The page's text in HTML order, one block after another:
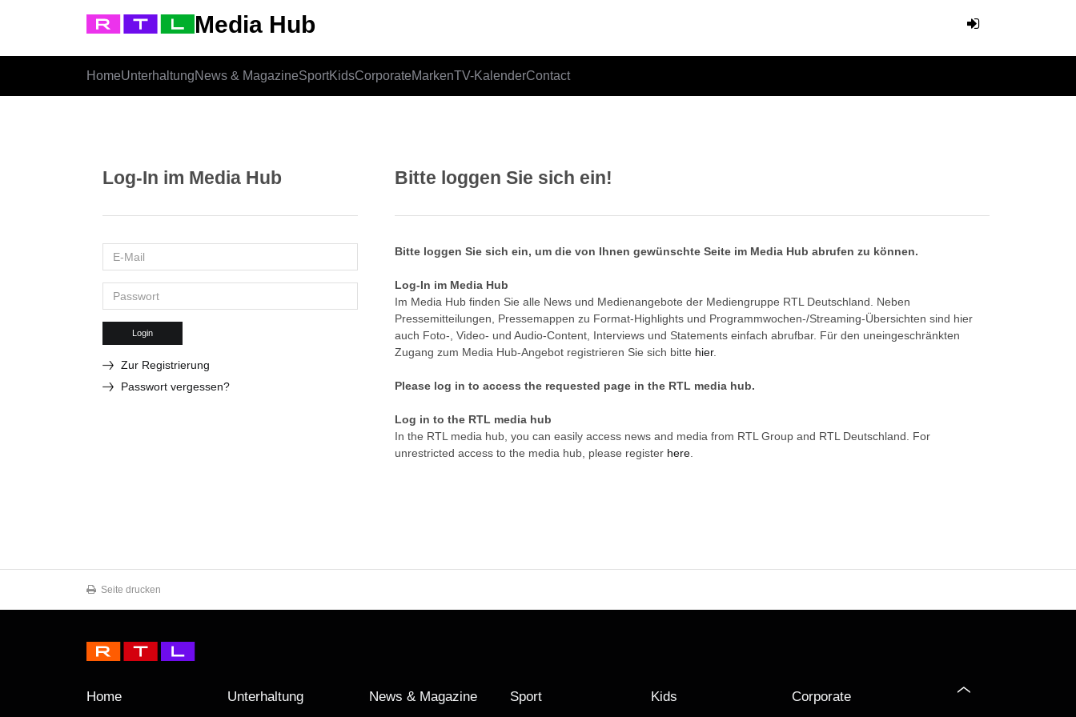
Media Hub
HomeUnterhaltungNews & MagazineSportKidsCorporateMarkenTV-KalenderContact
Bitte loggen Sie sich ein!
Bitte loggen Sie sich ein, um die von Ihnen gewünschte Seite im Media Hub abrufen zu können.
Log-In im Media Hub
Im Media Hub finden Sie alle News und Medienangebote der Mediengruppe RTL Deutschland. Neben
Pressemitteilungen, Pressemappen zu Format-Highlights und Programmwochen-/Streaming-Übersichten sind hier
auch Foto-, Video- und Audio-Content, Interviews und Statements einfach abrufbar. Für den uneingeschränkten
Zugang zum Media Hub-Angebot registrieren Sie sich bitte hier.
Please log in to access the requested page in the RTL media hub.
Log in to the RTL media hub
In the RTL media hub, you can easily access news and media from RTL Group and RTL Deutschland. For
unrestricted access to the media hub, please register here.
Log-In im Media Hub
Login
Zur Registrierung
Passwort vergessen?
Seite drucken
Home Unterhaltung News & Magazine Sport Kids Corporate